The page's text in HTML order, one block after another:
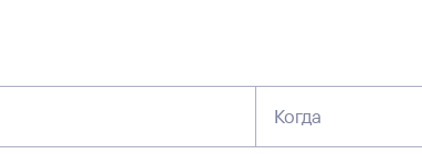
Когда